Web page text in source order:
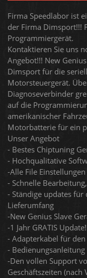
Firma Speedlabor ist
der Firma Dimsport!!!
Programmiergerät.
Kontaktieren Sie uns
Angebot!!! New
Dimsport für die
Motorsteuergerät.
Diagnoseverbinder
auf die
amerikanischer
Motorbatterie für ein
Unser Angebot
- Bestes Chiptuning
- Hochqualitative
-Alle File
- Schnelle
- Ständige updates
Lieferumfang
-New Genius Slave
-1 Jahr GRATIS
- Adapterkabel für
- Bedienungsanleitung
-Den vollen Support
Geschäftszeiten (nach